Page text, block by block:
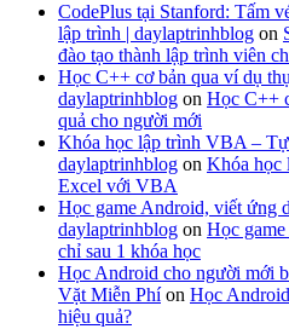
CodePlus tại Stanford: Tấm
lập trình | daylaptrinhblog on
đào tạo thành lập trình viên
Học C++ cơ bản qua ví dụ
daylaptrinhblog on Học C++
quả cho người mới
Khóa học lập trình VBA –
daylaptrinhblog on Khóa học
Excel với VBA
Học game Android, viết ứng
daylaptrinhblog on Học
chỉ sau 1 khóa học
Học Android cho người mới
Vặt Miễn Phíon Học
hiệu quả?